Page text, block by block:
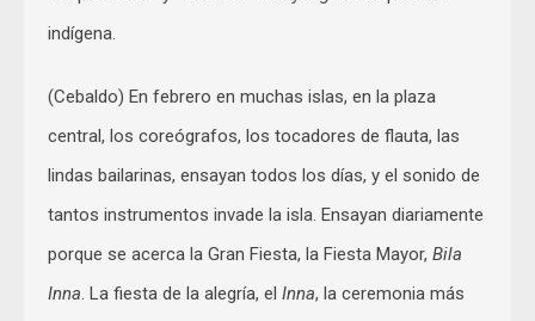
indígena.
(Cebaldo) En febrero en muchas islas, en la plaza
central, los coreógrafos, los tocadores de flauta, las
lindas bailarinas, ensayan todos los días, y el sonido de
tantos instrumentos invade la isla. Ensayan diariamente
porque se acerca la Gran Fiesta, la Fiesta Mayor, Bila
Inna. La fiesta de la alegría, el Inna, la ceremonia más